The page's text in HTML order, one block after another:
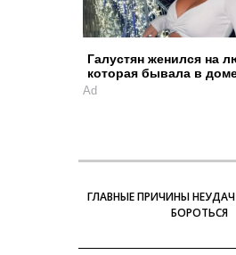
Галустян женился на
которая бывала в
Ad
ГЛАВНЫЕ ПРИЧИНЫ
БОРОТЬСЯ